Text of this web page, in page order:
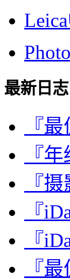
最新日志
『
『
『
『
『
『